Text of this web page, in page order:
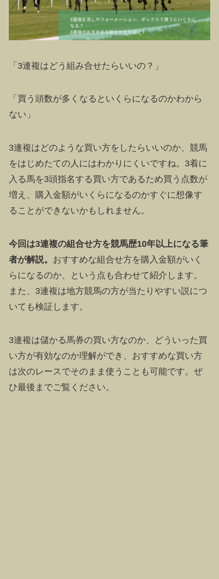
「3連複はどう組み合せたらいいの？」
「買う頭数が多くなるといくらになるのかわから
ない」
3連複はどのような買い方をしたらいいのか、競馬
をはじめたての人にはわかりにくいですね。 3着に
入る馬を3頭指名する買い方であるため買う点数が
増え、購入金額がいくらになるのかすぐに想像す
ることができないかもしれません。
今回は3連複の組合せ方を競馬歴10年以上になる筆
者が解説。 おすすめな組合せ方を購入金額がいく
らになるのか、という点も合わせて紹介します。
また、3連複は地方競馬の方が当たりやすい説につ
いても検証します。
3連複は儲かる馬券の買い方なのか、どういった買
い方が有効なのか理解ができ、おすすめな買い方
は次のレースでそのまま使うことも可能です。ぜ
ひ最後までご覧ください。